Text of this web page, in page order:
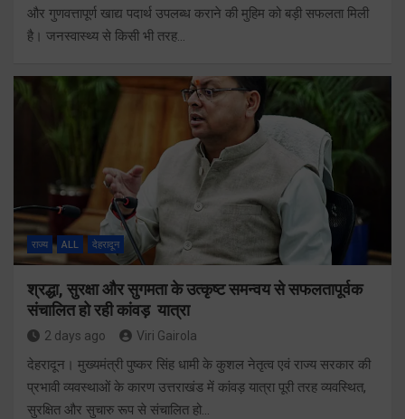
और गुणवत्तापूर्ण खाद्य पदार्थ उपलब्ध कराने की मुहिम को बड़ी सफलता मिली
है। जनस्वास्थ्य से किसी भी तरह…
राज्य ALL देहरादून
श्रद्धा, सुरक्षा और सुगमता के उत्कृष्ट समन्वय से सफलतापूर्वक
संचालित हो रही कांवड़ यात्रा
2 days ago Viri Gairola
देहरादून। मुख्यमंत्री पुष्कर सिंह धामी के कुशल नेतृत्व एवं राज्य सरकार की
प्रभावी व्यवस्थाओं के कारण उत्तराखंड में कांवड़ यात्रा पूरी तरह व्यवस्थित,
सुरक्षित और सुचारु रूप से संचालित हो…